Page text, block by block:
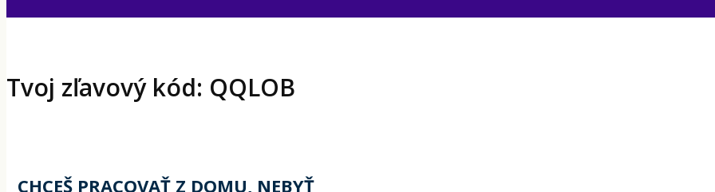
Tvoj zľavový kód: QQLOB
CHCEŠ PRACOVAŤ Z DOMU, NEBYŤ